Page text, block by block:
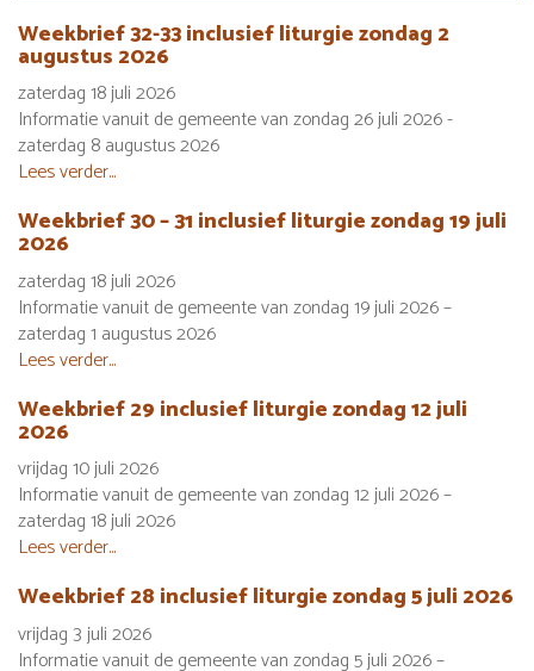
Weekbrief 32-33 inclusief liturgie zondag 2
augustus 2026
zaterdag 18 juli 2026
Informatie vanuit de gemeente van zondag 26 juli 2026 -
zaterdag 8 augustus 2026
Lees verder...
Weekbrief 30 – 31 inclusief liturgie zondag 19 juli
2026
zaterdag 18 juli 2026
Informatie vanuit de gemeente van zondag 19 juli 2026 –
zaterdag 1 augustus 2026
Lees verder...
Weekbrief 29 inclusief liturgie zondag 12 juli
2026
vrijdag 10 juli 2026
Informatie vanuit de gemeente van zondag 12 juli 2026 –
zaterdag 18 juli 2026
Lees verder...
Weekbrief 28 inclusief liturgie zondag 5 juli 2026
vrijdag 3 juli 2026
Informatie vanuit de gemeente van zondag 5 juli 2026 –